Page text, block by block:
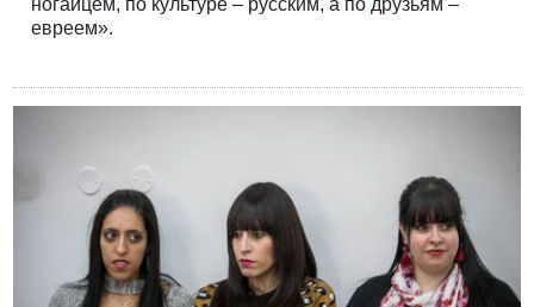
ногайцем, по культуре – русским, а по друзьям –
евреем».